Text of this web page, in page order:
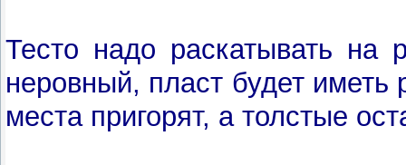
Тесто надо раскатывать на
неровный, пласт будет
места пригорят, а толстые